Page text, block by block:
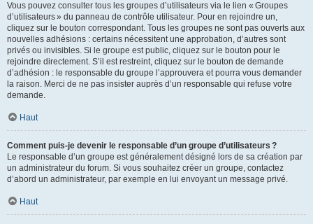
Vous pouvez consulter tous les groupes d’utilisateurs via le lien « Groupes
d’utilisateurs » du panneau de contrôle utilisateur. Pour en rejoindre un,
cliquez sur le bouton correspondant. Tous les groupes ne sont pas ouverts aux
nouvelles adhésions : certains nécessitent une approbation, d’autres sont
privés ou invisibles. Si le groupe est public, cliquez sur le bouton pour le
rejoindre directement. S’il est restreint, cliquez sur le bouton de demande
d’adhésion : le responsable du groupe l’approuvera et pourra vous demander
la raison. Merci de ne pas insister auprès d’un responsable qui refuse votre
demande.
Haut
Comment puis-je devenir le responsable d’un groupe d’utilisateurs ?
Le responsable d’un groupe est généralement désigné lors de sa création par
un administrateur du forum. Si vous souhaitez créer un groupe, contactez
d’abord un administrateur, par exemple en lui envoyant un message privé.
Haut